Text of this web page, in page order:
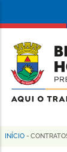
conteúdo
principal
da
de
Trilha
INÍCIO -